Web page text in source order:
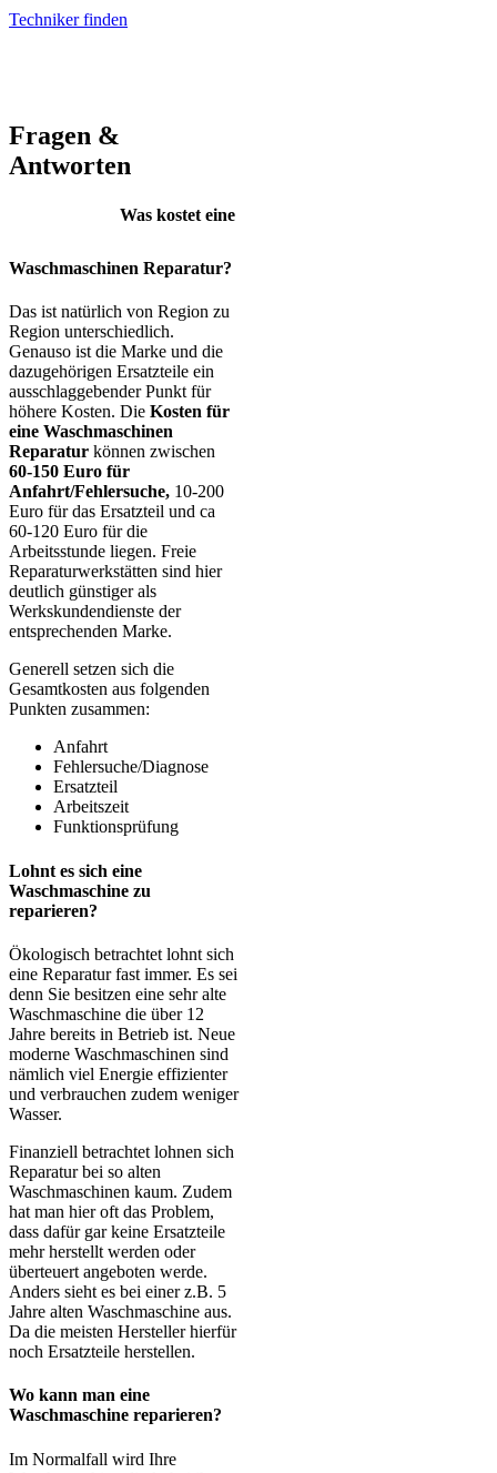
Techniker finden
Fragen &
Antworten
Was kostet eine
Waschmaschinen Reparatur?
Das ist natürlich von Region zu
Region unterschiedlich.
Genauso ist die Marke und die
dazugehörigen Ersatzteile ein
ausschlaggebender Punkt für
höhere Kosten. Die Kosten für
eine Waschmaschinen
Reparatur können zwischen
60-150 Euro für
Anfahrt/Fehlersuche, 10-200
Euro für das Ersatzteil und ca
60-120 Euro für die
Arbeitsstunde liegen. Freie
Reparaturwerkstätten sind hier
deutlich günstiger als
Werkskundendienste der
entsprechenden Marke.
Generell setzen sich die
Gesamtkosten aus folgenden
Punkten zusammen:
Anfahrt
Fehlersuche/Diagnose
Ersatzteil
Arbeitszeit
Funktionsprüfung
Lohnt es sich eine
Waschmaschine zu
reparieren?
Ökologisch betrachtet lohnt sich
eine Reparatur fast immer. Es sei
denn Sie besitzen eine sehr alte
Waschmaschine die über 12
Jahre bereits in Betrieb ist. Neue
moderne Waschmaschinen sind
nämlich viel Energie effizienter
und verbrauchen zudem weniger
Wasser.
Finanziell betrachtet lohnen sich
Reparatur bei so alten
Waschmaschinen kaum. Zudem
hat man hier oft das Problem,
dass dafür gar keine Ersatzteile
mehr herstellt werden oder
überteuert angeboten werde.
Anders sieht es bei einer z.B. 5
Jahre alten Waschmaschine aus.
Da die meisten Hersteller hierfür
noch Ersatzteile herstellen.
Wo kann man eine
Waschmaschine reparieren?
Im Normalfall wird Ihre